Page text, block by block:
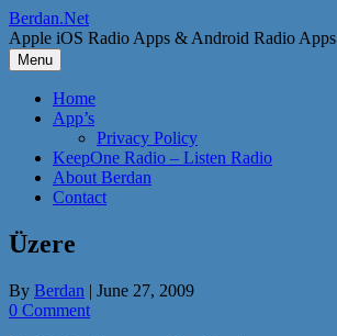
Skip
to
content
Berdan.Net
Apple iOS Radio Apps & Android Radio Apps
Menu
Home
App’s
Privacy Policy
KeepOne Radio – Listen Radio
About Berdan
Contact
Üzere
By Berdan | June 27, 2009
0 Comment